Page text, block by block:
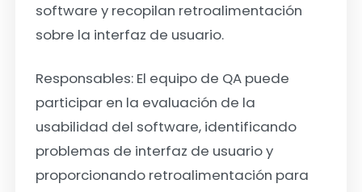
software y recopilan retroalimentación
sobre la interfaz de usuario.
Responsables: El equipo de QA puede
participar en la evaluación de la
usabilidad del software, identificando
problemas de interfaz de usuario y
proporcionando retroalimentación para